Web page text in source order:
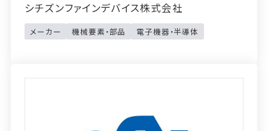
シチズンファインデバイス株式会社
メーカー 機械要素・部品 電子機器・半導体